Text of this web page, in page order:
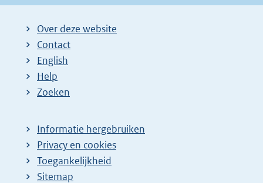
Over deze website
Contact
English
Help
Zoeken
Informatie hergebruiken
Privacy en cookies
Toegankelijkheid
Sitemap